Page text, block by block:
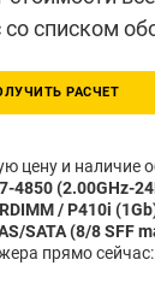
списком
РАСЧЕТ
цену и наличие
4850 (2.00GHz-
/ P410i
SATA (8/8 SFF
прямо сейчас: